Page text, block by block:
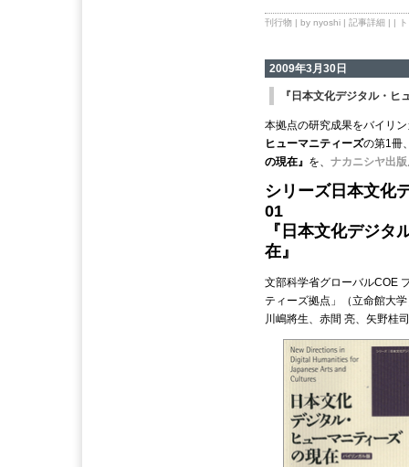
刊行物 | by nyoshi | 記事詳細 | |
2009年3月30日
『日本文化デジタル・
本拠点の研究成果をバイリ
ヒューマニティーズの第1冊
の現在』 を、 ナカニシヤ出版
シリーズ日本文化
01
『日本文化デジタ
在』
文部科学省グローバルCOE
ティーズ拠点」（立命館大
川嶋將生、赤間 亮、矢野桂